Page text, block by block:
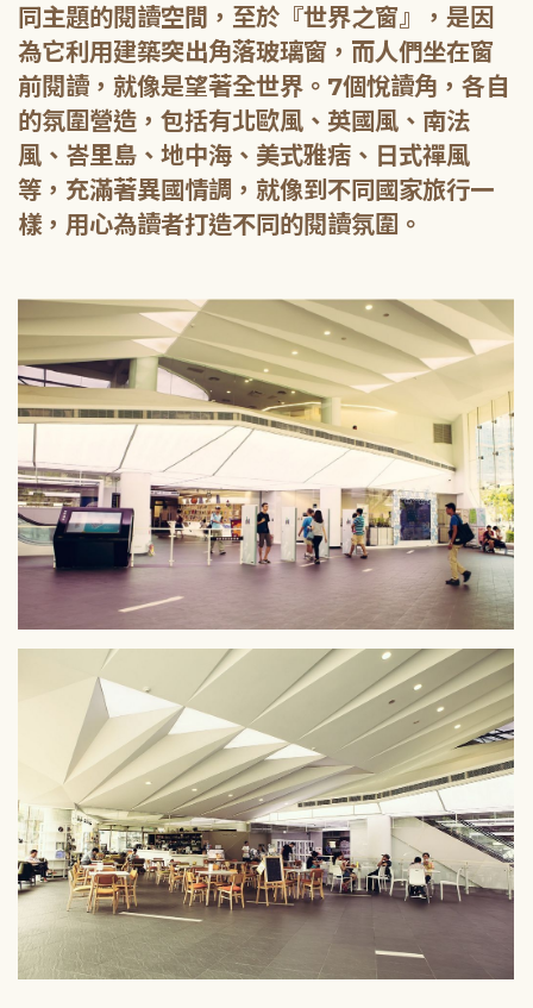
同主題的閱讀空間，至於『世界之窗』，是因
為它利用建築突出角落玻璃窗，而人們坐在窗
前閱讀，就像是望著全世界。7個悅讀角，各自
的氛圍營造，包括有北歐風、英國風、南法
風、峇里島、地中海、美式雅痞、日式禪風
等，充滿著異國情調，就像到不同國家旅行一
樣，用心為讀者打造不同的閱讀氛圍。